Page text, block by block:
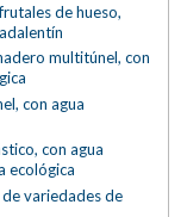
de hueso,
multitúnel, con
con agua
con agua
ecológica
variedades de